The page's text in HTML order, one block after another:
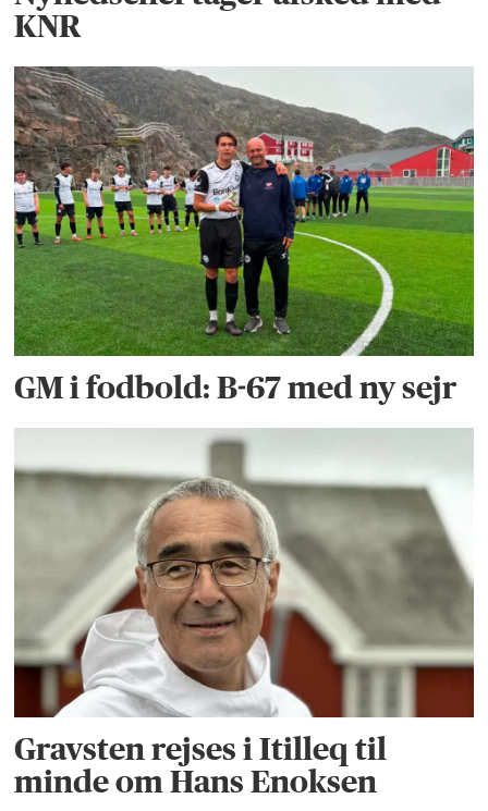
KNR
GM i fodbold: B-67 med ny sejr
Gravsten rejses i Itilleq til
minde om Hans Enoksen